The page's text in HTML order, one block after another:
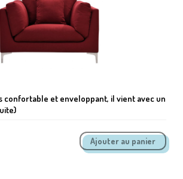
confortable et enveloppant, il vient avec un